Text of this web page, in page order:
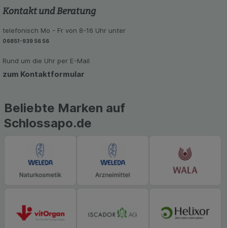
den Inhalt auf unserer Website aber auch die
Werbung auf Drittseiten möglichst relevant für Sie
zu gestalten. Bitte beachten Sie, dass Daten
hierfür teilweise an Dritte wie z.B. Google oder
Kontakt und Beratung
telefonisch Mo - Fr von 8-16 Uhr unter
06851-939 56 56
Rund um die Uhr per E-Mail
zum Kontaktformular
Beliebte Marken auf
Schlossapo.de